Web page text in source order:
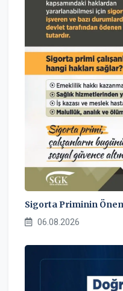
Sigorta Priminin
06.08.2026